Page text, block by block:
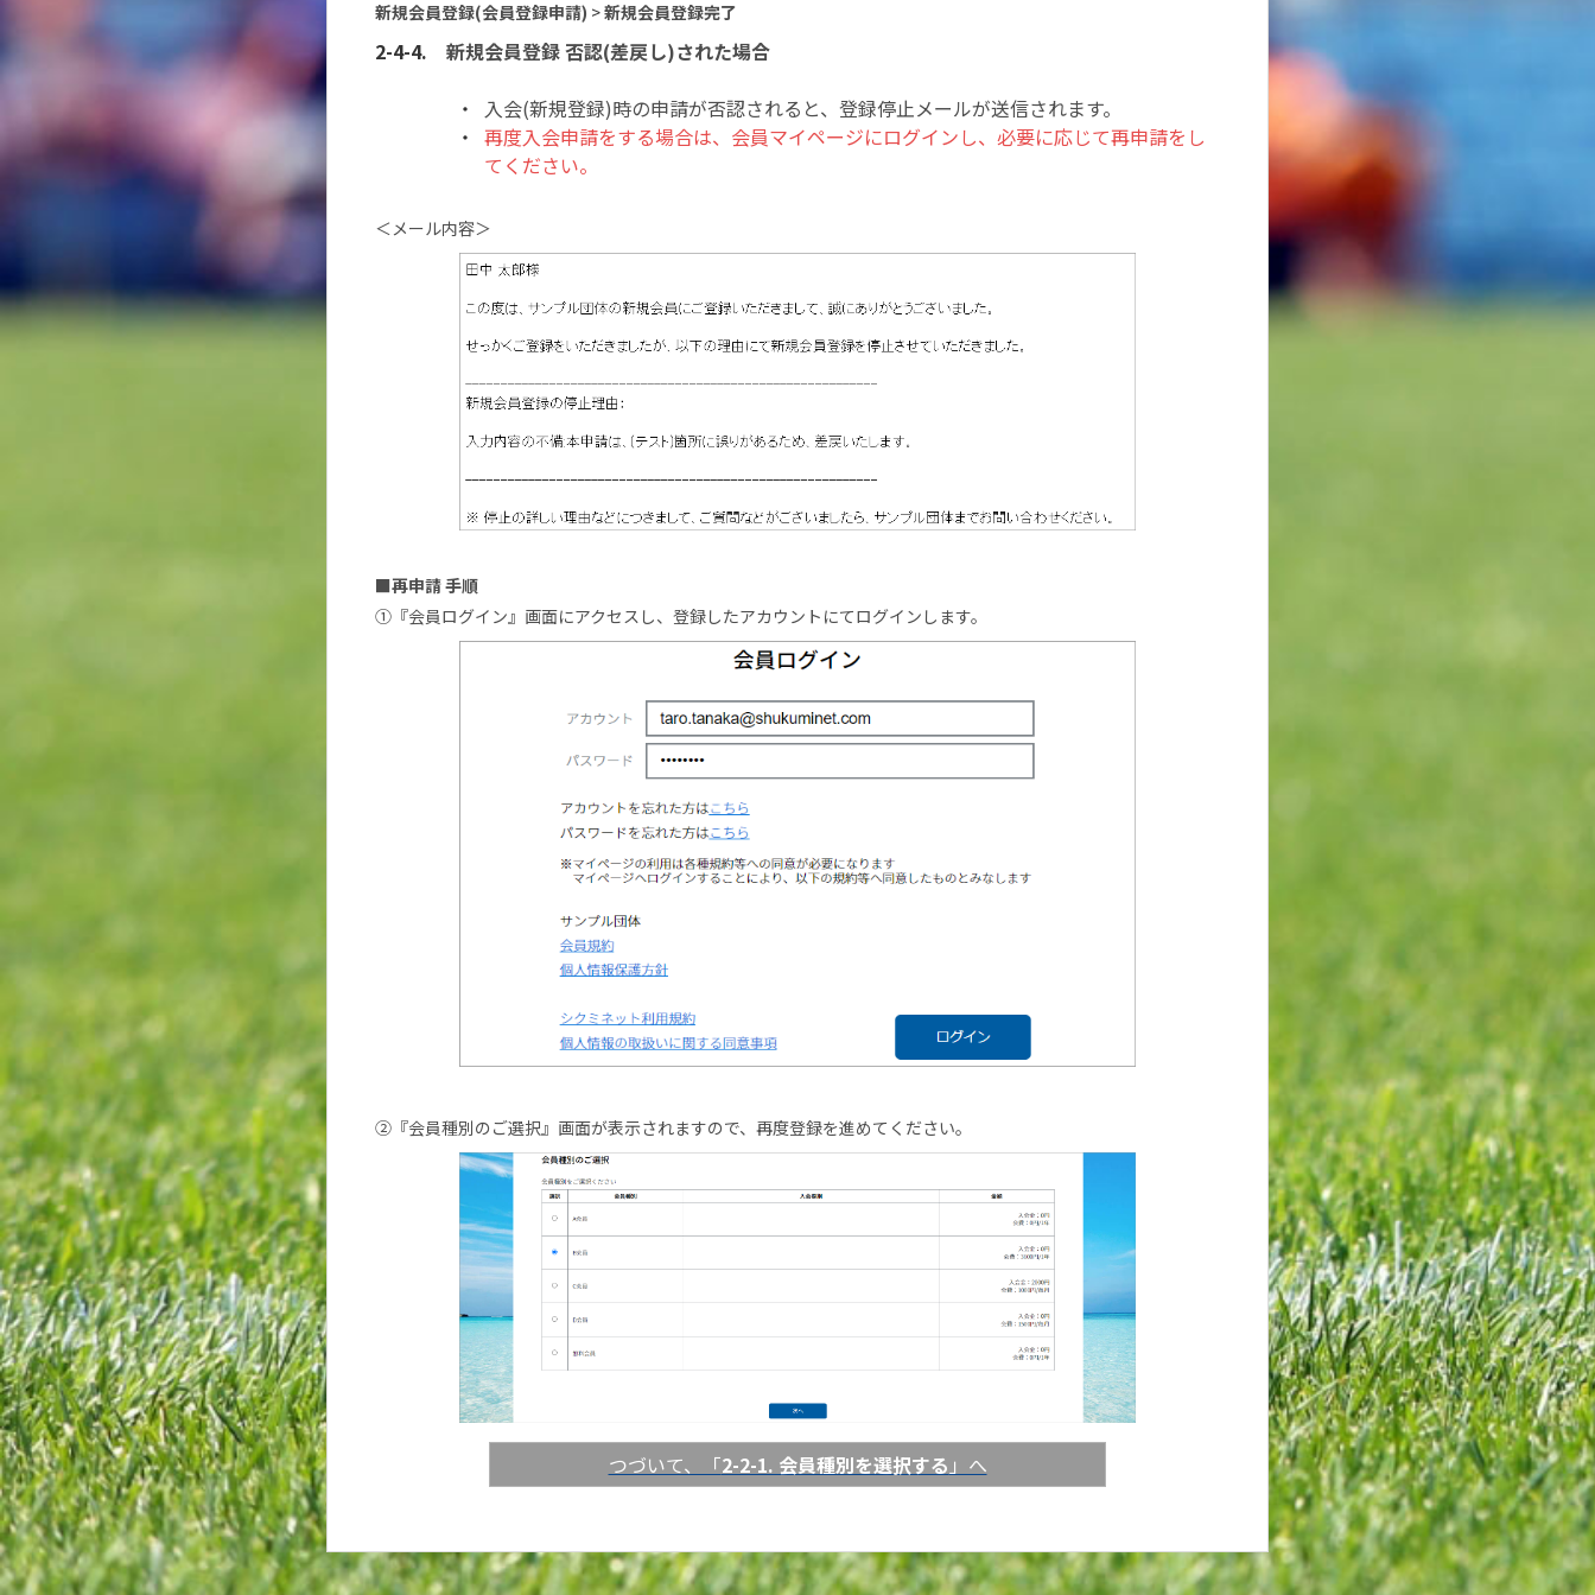
新規会員登録(会員登録申請) >新規会員登録完了
新規会員登録 否認(差戻し)された場合
入会(新規登録)時の申請が否認されると、登録停止メールが送信されます。
再度入会申請をする場合は、会員マイページにログインし、必要に応じて再申請をし
てください。
＜メール内容＞
■再申請 手順
①『会員ログイン』画面にアクセスし、登録したアカウントにてログインします。
②『会員種別のご選択』画面が表示されますので、再度登録を進めてください。
つづいて、「2-2-1. 会員種別を選択する 」へ